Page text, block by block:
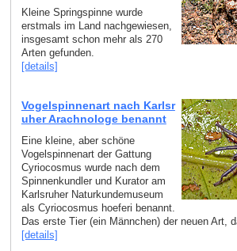
Kleine Springspinne wurde
erstmals im Land nachgewiesen,
insgesamt schon mehr als 270
Arten gefunden.
[details]
Vogelspinnenart nach Karlsr
uher Arachnologe benannt
Eine kleine, aber schöne
Vogelspinnenart der Gattung
Cyriocosmus wurde nach dem
Spinnenkundler und Kurator am
Karlsruher Naturkundemuseum
als Cyriocosmus hoeferi benannt.
Das erste Tier (ein Männchen) der neuen Art,
[details]